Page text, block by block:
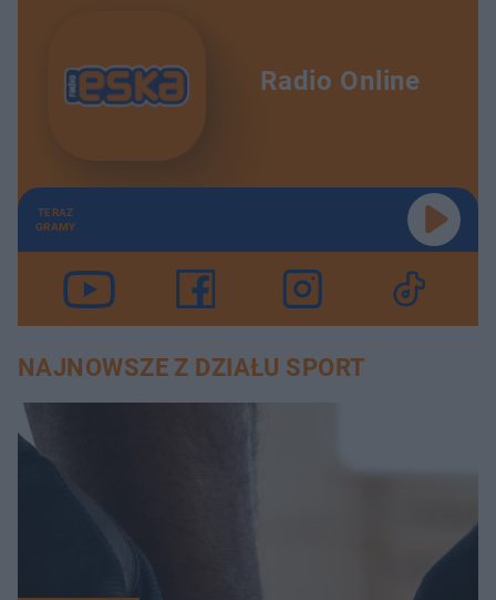
Radio Online
TERAZ
GRAMY
NAJNOWSZE Z DZIAŁU SPORT